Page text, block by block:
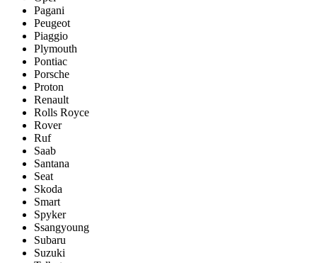
Pagani
Peugeot
Piaggio
Plymouth
Pontiac
Porsche
Proton
Renault
Rolls Royce
Rover
Ruf
Saab
Santana
Seat
Skoda
Smart
Spyker
Ssangyoung
Subaru
Suzuki